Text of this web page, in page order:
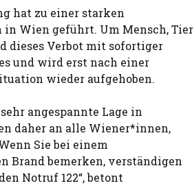
hat zu einer starken
Wien geführt. Um Mensch, Tier
dieses Verbot mit sofortiger
und wird erst nach einer
wieder aufgehoben.
angespannte Lage in
daher an alle Wiener*innen,
Sie bei einem
Brand bemerken, verständigen
Notruf 122“, betont